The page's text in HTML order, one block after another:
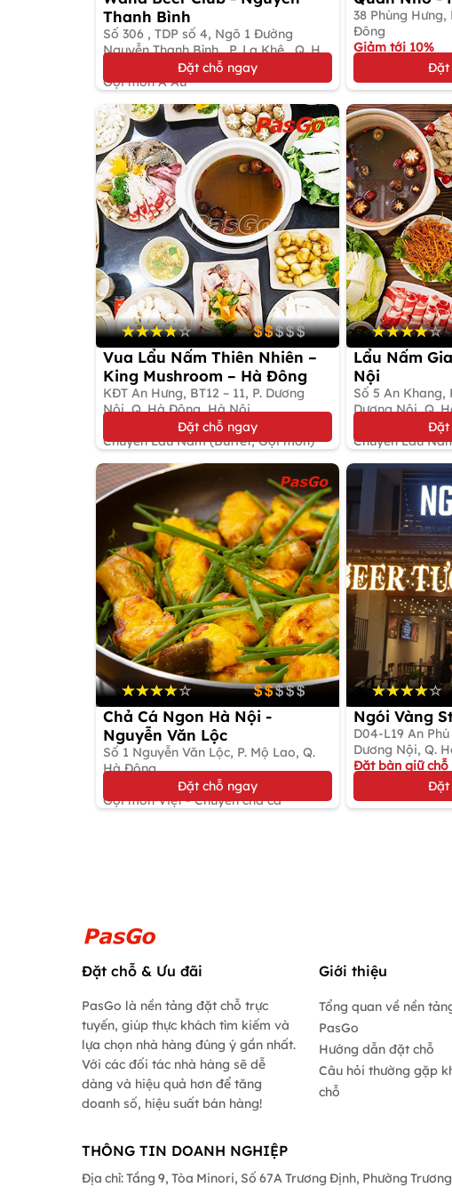
Thanh Bình
Số 306 , TDP số 4, Ngõ 1 Đường
Nguyễn Thanh Bình , P. La Khê , Q. Hà
Đặt bàn giữ chỗ
Gọi món Á Âu
Đặt chỗ ngay
38 Phùng Hưng,
Đông
Giảm tới 10%
Gọi món ViệtĐặt
Vua Lẩu Nấm Thiên Nhiên –
King Mushroom – Hà Đông
KĐT An Hưng, BT12 – 11, P. Dương
Nội, Q. Hà Đông, Hà Nội
Ưu đãi hấp dẫn
Chuyên Lẩu Nấm (Buffet, Gọi món)
Đặt chỗ ngay
Lẩu Nấm
Nội
Số 5 An Khang,
Dương
Giảm tới 10%
Chuyên Lẩu
Đặt
Chả Cá Ngon Hà Nội -
Nguyễn Văn Lộc
Số 1 Nguyễn Văn Lộc, P. Mộ Lao, Q.
Hà Đông
Đặt bàn giữ chỗ
Gọi món Việt - Chuyên chả cá
Đặt chỗ ngay
Ngói Vàng
D04-L19 An
Dương Nội, Q.
Đặt bàn giữ chỗ
Gọi món Fusion
Đặt
Đặt chỗ & Ưu đãi
PasGo là nền tảng đặt chỗ trực
tuyến, giúp thực khách tìm kiếm và
lựa chọn nhà hàng đúng ý gần nhất.
Với các đối tác nhà hàng sẽ dễ
dàng và hiệu quả hơn để tăng
doanh số, hiệu suất bán hàng!
Giới thiệu
Tổng quan về nền
PasGo
Hướng dẫn đặt chỗ
Câu hỏi thường gặp
chỗ
THÔNG TIN DOANH NGHIỆP
Địa chỉ: Tầng 9, Tòa Minori, Số 67A Trương Định, Phường